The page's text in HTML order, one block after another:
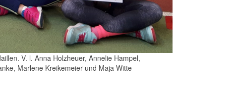
V. l. Anna Holzheuer, Annelie Hampel,
Marlene Kreikemeier und Maja Witte